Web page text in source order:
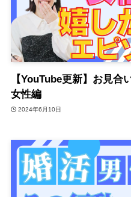
【YouTube更新】お見合
女性編
2024年6月10日